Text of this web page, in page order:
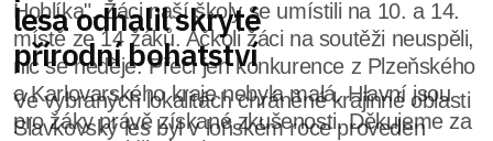
lesa odhalil skryté
přírodní bohatství
Ve vybraných lokalitách chráněné krajinné oblasti
Slavkovský les byl v loňském roce proveden